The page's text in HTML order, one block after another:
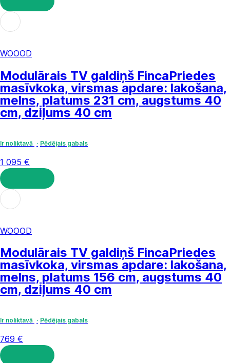
LIKT GROZĀ
WOOOD
Modulārais TV galdiņš FincaPriedes
masīvkoka, virsmas apdare: lakošana,
melns, platums 231 cm, augstums 40
cm, dziļums 40 cm
Ir noliktavā Pēdējais gabals
1 095 €
LIKT GROZĀ
WOOOD
Modulārais TV galdiņš FincaPriedes
masīvkoka, virsmas apdare: lakošana,
melns, platums 156 cm, augstums 40
cm, dziļums 40 cm
Ir noliktavā Pēdējais gabals
769 €